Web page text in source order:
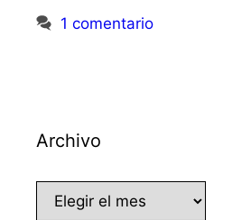
1 comentario
Archivo
Archivo